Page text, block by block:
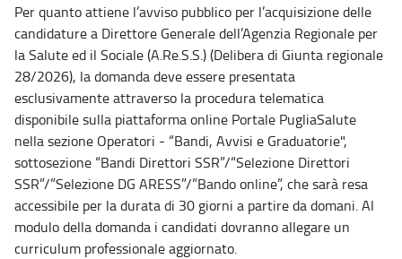
Per quanto attiene l’avviso pubblico per l’acquisizione delle
candidature a Direttore Generale dell’Agenzia Regionale per
la Salute ed il Sociale (A.Re.S.S.) (Delibera di Giunta regionale
28/2026), la domanda deve essere presentata
esclusivamente attraverso la procedura telematica
disponibile sulla piattaforma online Portale PugliaSalute
nella sezione Operatori - “Bandi, Avvisi e Graduatorie",
sottosezione “Bandi Direttori SSR”/“Selezione Direttori
SSR”/”Selezione DG ARESS”/”Bando online”, che sarà resa
accessibile per la durata di 30 giorni a partire da domani. Al
modulo della domanda i candidati dovranno allegare un
curriculum professionale aggiornato.